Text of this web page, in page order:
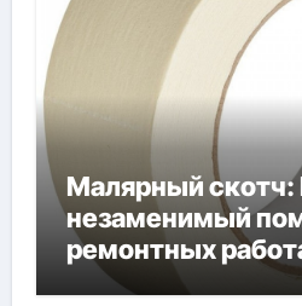
Малярный
незаменимый
ремонтных